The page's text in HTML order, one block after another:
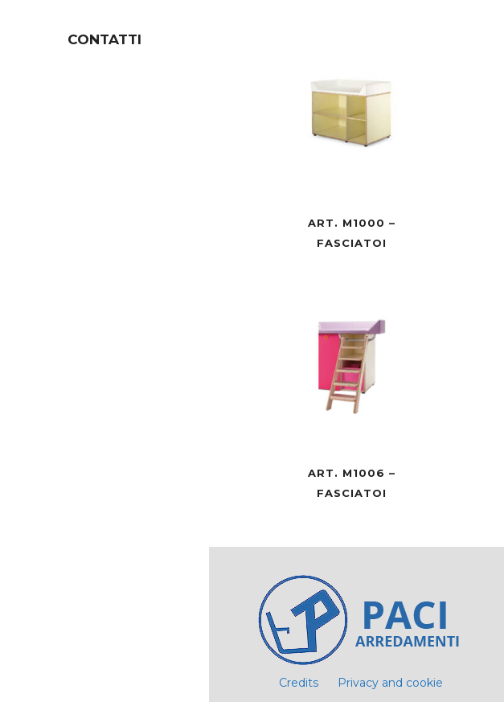
CONTATTI
ART. M1000 –
FASCIATOI
ART. M1006 –
FASCIATOI
Credits Privacy and cookie